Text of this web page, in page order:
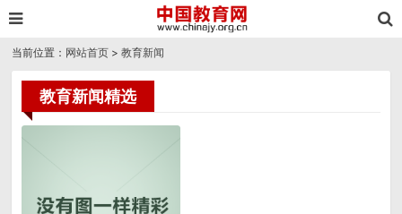
当前位置： 网站首页 >教育新闻
教育新闻精选